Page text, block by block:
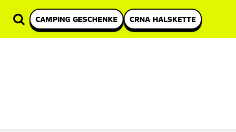
CAMPING GESCHENKE CRNA HALSKETTE